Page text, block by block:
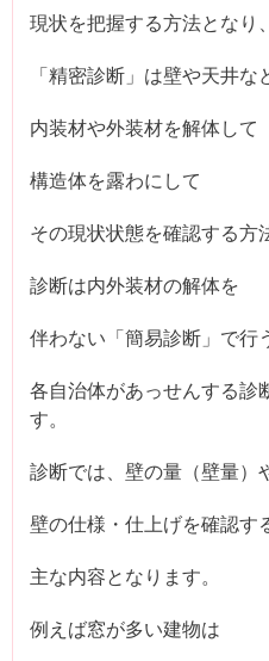
現状を把握する方法となり、
「精密診断」は壁や天井な
内装材や外装材を解体して
構造体を露わにして
その現状状態を確認する方
診断は内外装材の解体を
伴わない「簡易診断」で行
各自治体があっせんする診
す。
診断では、壁の量（壁量）
壁の仕様・仕上げを確認す
主な内容となります。
例えば窓が多い建物は